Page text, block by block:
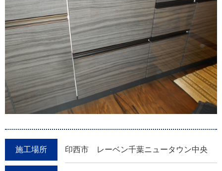
施工場所 印西市 レーベン千葉ニュータウン中央